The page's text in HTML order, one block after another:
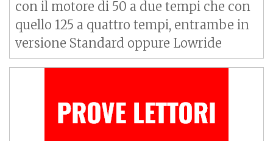
con il motore di 50 a due tempi che con
quello 125 a quattro tempi, entrambe in
versione Standard oppure Lowride